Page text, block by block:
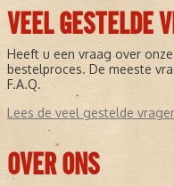
VEEL GESTELDE
Heeft u een vraag over
bestelproces. De meeste
F.A.Q.
Lees de veel gestelde
OVER ONS